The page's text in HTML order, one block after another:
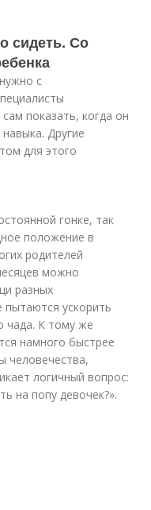
сидеть. Со
с
показать, когда он
Другие
для этого
гонке, так
положение в
родителей
можно
разных
ускорить
чада. К тому же
намного быстрее
человечества,
логичный вопрос:
на попу девочек?».